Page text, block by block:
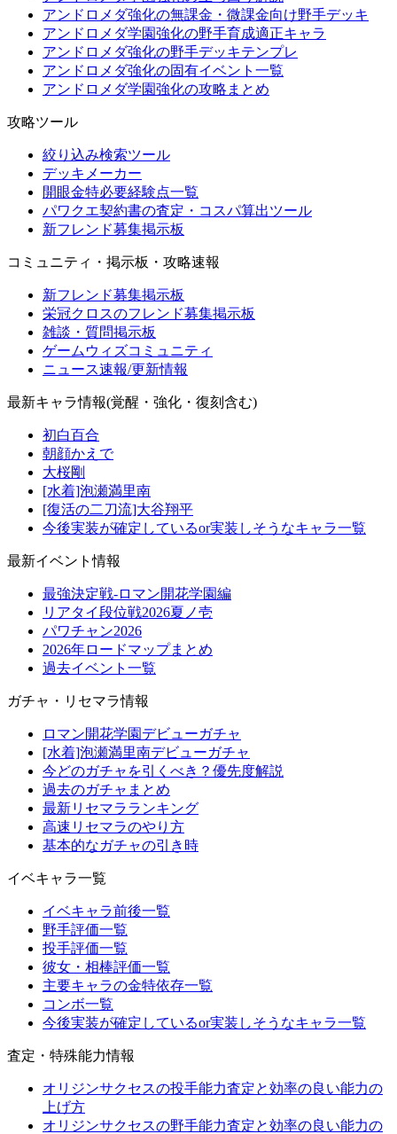
アンドロメダ強化の無課金・微課金向け野手デッキ
アンドロメダ学園強化の野手育成適正キャラ
アンドロメダ強化の野手デッキテンプレ
アンドロメダ強化の固有イベント一覧
アンドロメダ学園強化の攻略まとめ
攻略ツール
絞り込み検索ツール
デッキメーカー
開眼金特必要経験点一覧
パワクエ契約書の査定・コスパ算出ツール
新フレンド募集掲示板
コミュニティ・掲示板・攻略速報
新フレンド募集掲示板
栄冠クロスのフレンド募集掲示板
雑談・質問掲示板
ゲームウィズコミュニティ
ニュース速報/更新情報
最新キャラ情報(覚醒・強化・復刻含む)
初白百合
朝顔かえで
大桜剛
[水着]泡瀬満里南
[復活の二刀流]大谷翔平
今後実装が確定しているor実装しそうなキャラ一覧
最新イベント情報
最強決定戦-ロマン開花学園編
リアタイ段位戦2026夏ノ壱
パワチャン2026
2026年ロードマップまとめ
過去イベント一覧
ガチャ・リセマラ情報
ロマン開花学園デビューガチャ
[水着]泡瀬満里南デビューガチャ
今どのガチャを引くべき？優先度解説
過去のガチャまとめ
最新リセマラランキング
高速リセマラのやり方
基本的なガチャの引き時
イベキャラ一覧
イベキャラ前後一覧
野手評価一覧
投手評価一覧
彼女・相棒評価一覧
主要キャラの金特依存一覧
コンボ一覧
今後実装が確定しているor実装しそうなキャラ一覧
査定・特殊能力情報
オリジンサクセスの投手能力査定と効率の良い能力の
上げ方
オリジンサクセスの野手能力査定と効率の良い能力の